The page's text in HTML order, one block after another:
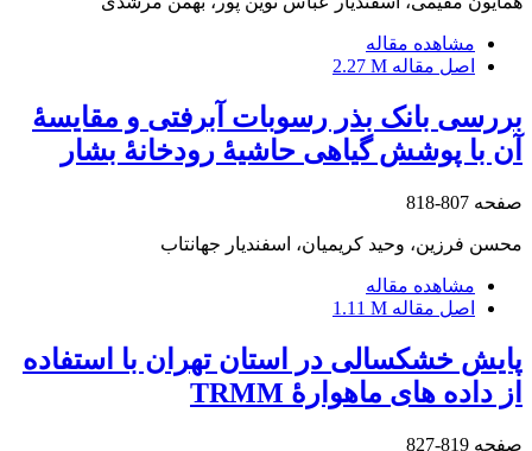
مشاهده مقاله
اصل مقاله 2.27 M
بررسی بانک بذر رسوبات آبرفتی و مقایسۀ
آن با پوشش گیاهی حاشیۀ‏ رودخانۀ بشار
صفحه 807-818
محسن فرزین، وحید کریمیان، اسفندیار جهانتاب
مشاهده مقاله
اصل مقاله 1.11 M
پایش خشکسالی در استان تهران با استفاده
از داده ‏های ماهوارۀ TRMM
صفحه 819-827